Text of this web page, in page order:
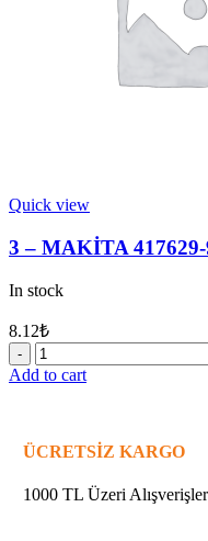
Quick view
3 – MAKİTA
In stock
8.12₺
3
-
KAPAK
Add to cart
ÜCRETSİZ KARGO
1000 TL Üzeri